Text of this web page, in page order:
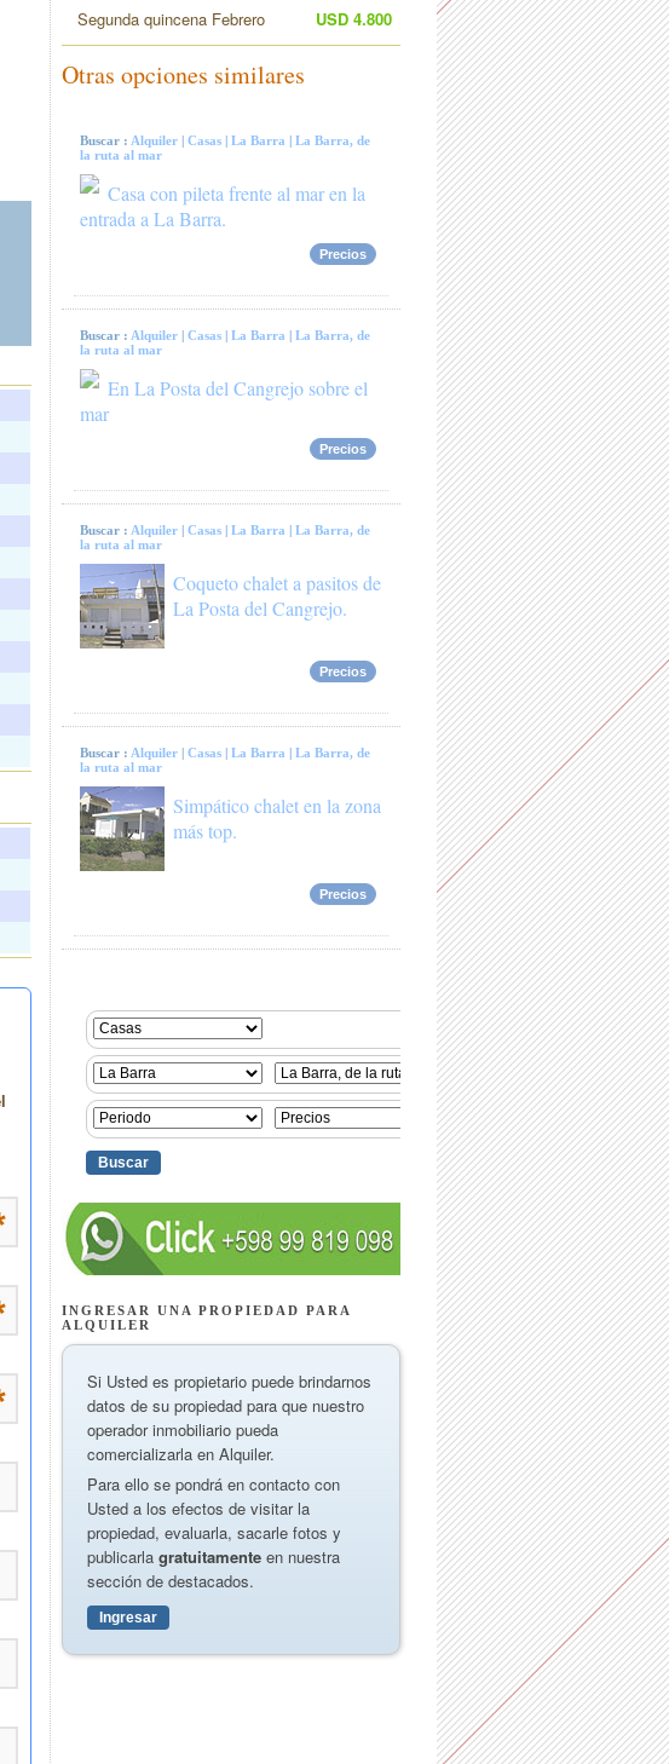
Segunda quincena Febrero
USD 4.800
Otras opciones similares
Buscar : Alquiler | Casas | La Barra | La Barra, de
la ruta al mar
Casa con pileta frente al mar en la
entrada a La Barra.
Precios
Buscar : Alquiler | Casas | La Barra | La Barra, de
la ruta al mar
En La Posta del Cangrejo sobre el
mar
Precios
Buscar : Alquiler | Casas | La Barra | La Barra, de
la ruta al mar
Coqueto chalet a pasitos de
La Posta del Cangrejo.
Precios
Buscar : Alquiler | Casas | La Barra | La Barra, de
la ruta al mar
Simpático chalet en la zona
más top.
Precios
INGRESAR UNA PROPIEDAD PARA
ALQUILER
Si Usted es propietario puede brindarnos
datos de su propiedad para que nuestro
operador inmobiliario pueda
comercializarla en Alquiler.
Para ello se pondrá en contacto con
Usted a los efectos de visitar la
propiedad, evaluarla, sacarle fotos y
publicarla gratuitamente en nuestra
sección de destacados.
Ingresar